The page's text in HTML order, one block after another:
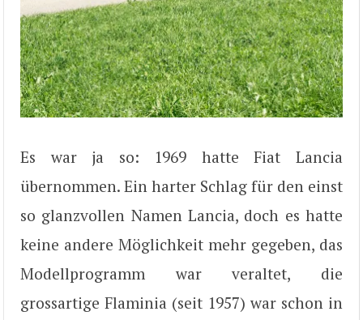
Es war ja so: 1969 hatte Fiat Lancia
übernommen. Ein harter Schlag für den einst
so glanzvollen Namen Lancia, doch es hatte
keine andere Möglichkeit mehr gegeben, das
Modellprogramm war veraltet, die
grossartige Flaminia (seit 1957) war schon in